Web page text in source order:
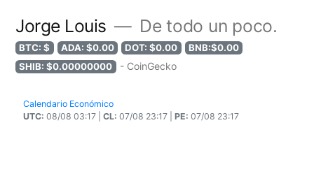
Jorge Louis De todo un poco.
BTC: $ ADA: $0.00 DOT: $0.00
BNB:$0.00
SHIB: $0.00000000
- CoinGecko
Calendario Económico
UTC: 08/08 03:17 | CL: 07/08 23:17 | PE: 07/08 23:17